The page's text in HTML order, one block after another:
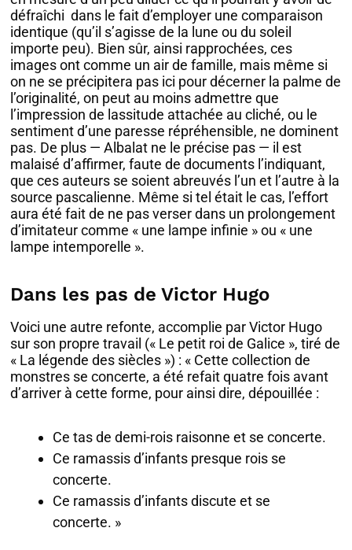
défraîchi dans le fait d’employer une comparaison
identique (qu’il s’agisse de la lune ou du soleil
importe peu). Bien sûr, ainsi rapprochées, ces
images ont comme un air de famille, mais même si
on ne se précipitera pas ici pour décerner la palme de
l’originalité, on peut au moins admettre que
l’impression de lassitude attachée au cliché, ou le
sentiment d’une paresse répréhensible, ne dominent
pas. De plus — Albalat ne le précise pas — il est
malaisé d’affirmer, faute de documents l’indiquant,
que ces auteurs se soient abreuvés l’un et l’autre à la
source pascalienne. Même si tel était le cas, l’effort
aura été fait de ne pas verser dans un prolongement
d’imitateur comme « une lampe infinie » ou « une
lampe intemporelle ».
Dans les pas de Victor Hugo
Voici une autre refonte, accomplie par Victor Hugo
sur son propre travail (« Le petit roi de Galice », tiré de
« La légende des siècles ») : « Cette collection de
monstres se concerte, a été refait quatre fois avant
d’arriver à cette forme, pour ainsi dire, dépouillée :
Ce tas de demi-rois raisonne et se concerte.
Ce ramassis d’infants presque rois se
concerte.
Ce ramassis d’infants discute et se
concerte. »